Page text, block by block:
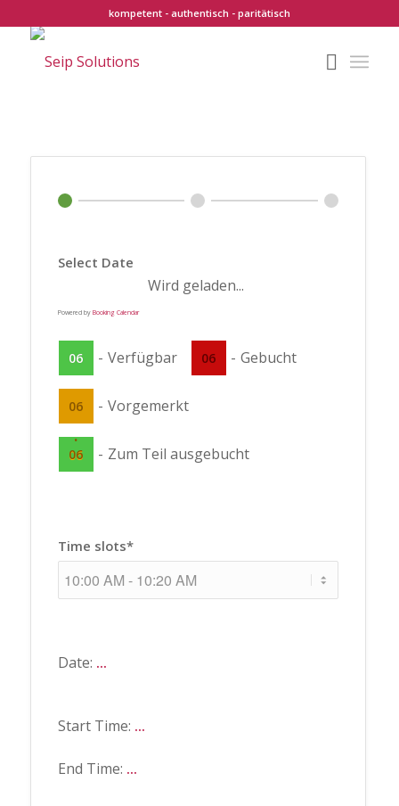
kompetent - authentisch - paritätisch
Select Date
Wird geladen...
Powered by Booking Calendar
06 - Verfügbar 06 - Gebucht
06 - Vorgemerkt
·
06 - Zum Teil ausgebucht
Time slots*
Date: ...
Start Time: ...
End Time: ...